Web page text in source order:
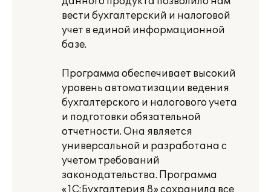
вести бухгалтерский и налоговой
учет в единой информационной
базе.
Программа обеспечивает высокий
уровень автоматизации ведения
бухгалтерского и налогового учета
и подготовки обязательной
отчетности. Она является
универсальной и разработана с
учетом требований
законодательства. Программа
«1С:Бухгалтерия 8» сохранила все